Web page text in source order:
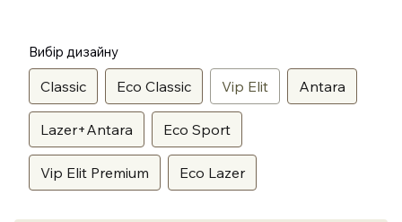
Вибір дизайну
Classic Eco Classic Vip Elit Antara
Lazer+Antara Eco Sport
Vip Elit Premium Eco Lazer